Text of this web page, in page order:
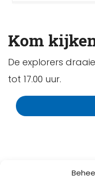
Kom
De explorers
tot 17.00 uur.